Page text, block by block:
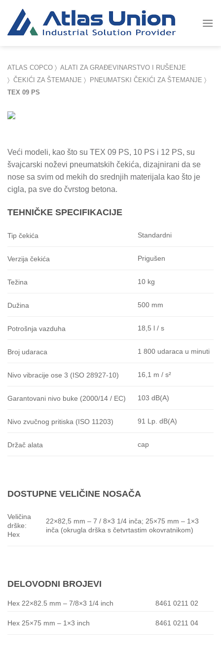
content
ATLAS COPCO 〉 ALATI ZA GRAĐEVINARSTVO I RUŠENJE
〉 ČEKIĆI ZA ŠTEMANJE 〉 PNEUMATSKI ČEKIĆI ZA ŠTEMANJE 〉
TEX 09 PS
Veći modeli, kao što su TEX 09 PS, 10 PS i 12 PS, su
švajcarski noževi pneumatskih čekića, dizajnirani da se
nose sa svim od mekih do srednjih materijala kao što je
cigla, pa sve do čvrstog betona.
TEHNIČKE SPECIFIKACIJE
Tip čekića Standardni
Verzija čekića Prigušen
Težina 10 kg
Dužina 500 mm
Potrošnja vazduha 18,5 l / s
Broj udaraca 1 800 udaraca u minuti
Nivo vibracije ose 3 (ISO 28927-10) 16,1 m / s²
Garantovani nivo buke (2000/14 / EC) 103 dB(A)
Nivo zvučnog pritiska (ISO 11203) 91 Lp. dB(A)
Držač alata cap
DOSTUPNE VELIČINE NOSAČA
Veličina
drške:
Hex
22×82,5 mm – 7 / 8×3 1/4 inča; 25×75 mm – 1×3
inča (okrugla drška s četvrtastim okovratnikom)
DELOVODNI BROJEVI
Hex 22×82.5 mm – 7/8×3 1/4 inch 8461 0211 02
Hex 25×75 mm – 1×3 inch 8461 0211 04